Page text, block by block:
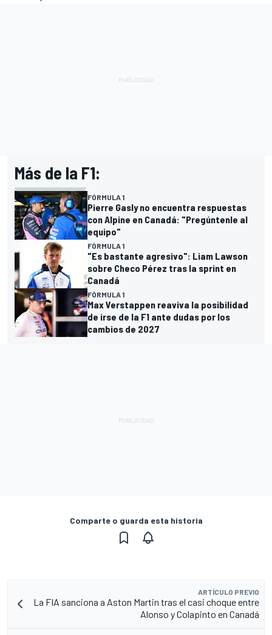
Más de la F1:
FÓRMULA 1
Pierre Gasly no encuentra respuestas
con Alpine en Canadá: "Pregúntenle al
equipo"
FÓRMULA 1
"Es bastante agresivo": Liam Lawson
sobre Checo Pérez tras la sprint en
Canadá
FÓRMULA 1
Max Verstappen reaviva la posibilidad
de irse de la F1 ante dudas por los
cambios de 2027
Comparte o guarda esta historia
ARTÍCULO PREVIO
La FIA sanciona a Aston Martin tras el casi choque entre
Alonso y Colapinto en Canadá